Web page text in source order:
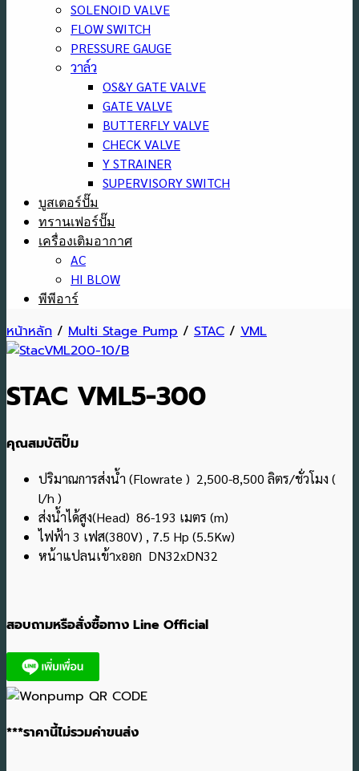
SOLENOID VALVE
FLOW SWITCH
PRESSURE GAUGE
วาล์ว
OS&Y GATE VALVE
GATE VALVE
BUTTERFLY VALVE
CHECK VALVE
Y STRAINER
SUPERVISORY SWITCH
บูสเตอร์ปั๊ม
ทรานเฟอร์ปั๊ม
เครื่องเติมอากาศ
AC
HI BLOW
พีพีอาร์
หน้าหลัก / Multi Stage Pump / STAC / VML
STAC VML5-300
คุณสมบัติปั๊ม
ปริมาณการส่งน้ำ (Flowrate ) 2,500-8,500 ลิตร/ชั่วโมง (
l/h )
ส่งน้ำได้สูง(Head) 86-193 เมตร (m)
ไฟฟ้า 3 เฟส(380V) , 7.5 Hp (5.5Kw)
หน้าแปลนเข้าxออก DN32xDN32
สอบถามหรือสั่งซื้อทาง Line Official
***ราคานี้ไม่รวมค่าขนส่ง